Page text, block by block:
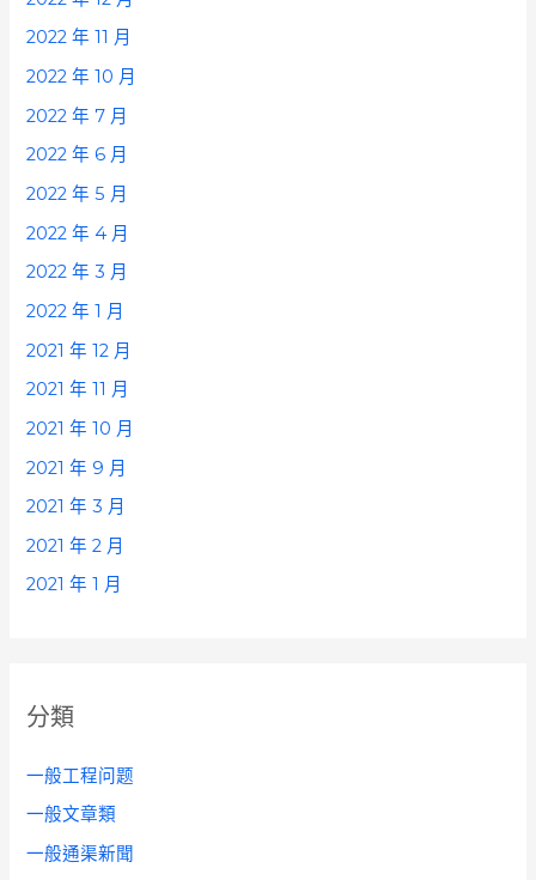
2022 年 11 月
2022 年 10 月
2022 年 7 月
2022 年 6 月
2022 年 5 月
2022 年 4 月
2022 年 3 月
2022 年 1 月
2021 年 12 月
2021 年 11 月
2021 年 10 月
2021 年 9 月
2021 年 3 月
2021 年 2 月
2021 年 1 月
分類
一般工程问题
一般文章類
一般通渠新聞